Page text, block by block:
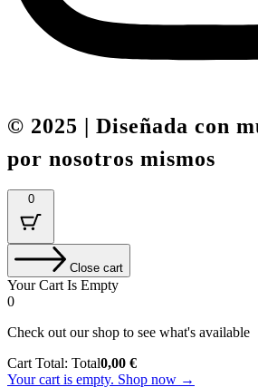
© 2025 | Diseñada con
por nosotros mismos
0
Close cart
Your Cart Is Empty
0
Check out our shop to see what's available
Cart Total: Total0,00 €
Your cart is empty. Shop now →